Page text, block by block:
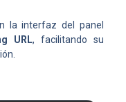
la interfaz del panel
URL, facilitando su